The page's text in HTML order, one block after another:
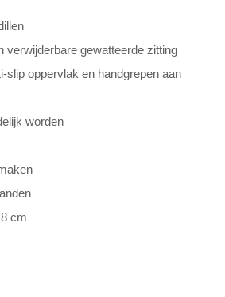
verwijderbare gewatteerde zitting
slip oppervlak en handgrepen aan
worden
cm